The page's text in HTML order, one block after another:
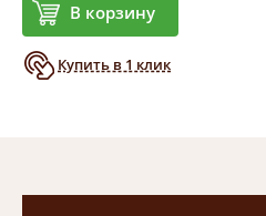
В корзину
Купить в 1 клик